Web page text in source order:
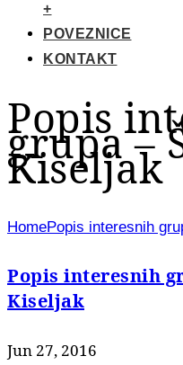
+
POVEZNICE
KONTAKT
Popis
grupa –
Kiseljak
HomePopis interesnih
Popis interesnih
Kiseljak
Jun 27, 2016